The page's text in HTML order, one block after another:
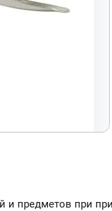
и предметов при